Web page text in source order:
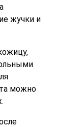
жучки и
можно